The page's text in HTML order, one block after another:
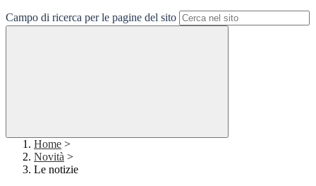
Campo di ricerca per le pagine del sito
Home >
Novità >
Le notizie